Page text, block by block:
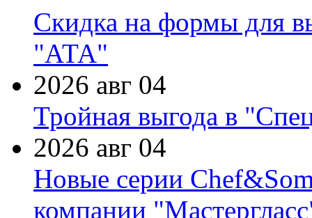
Скидка на формы для
"АТА"
2026 авг 04
Тройная выгода в
2026 авг 04
Новые серии
компании